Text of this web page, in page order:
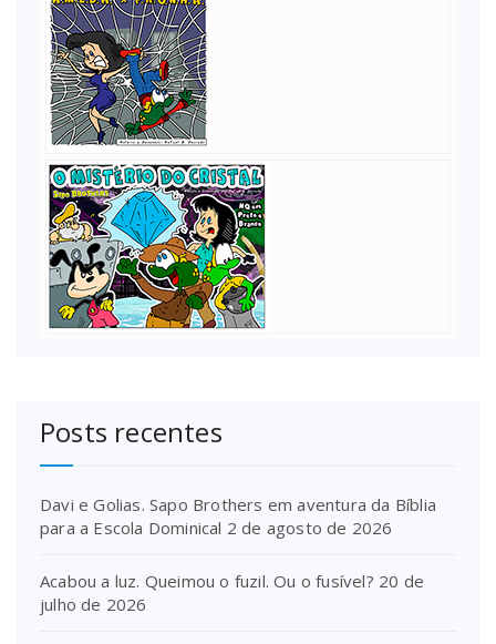
Posts recentes
Davi e Golias. Sapo Brothers em aventura da Bíblia
para a Escola Dominical 2 de agosto de 2026
Acabou a luz. Queimou o fuzil. Ou o fusível? 20 de
julho de 2026